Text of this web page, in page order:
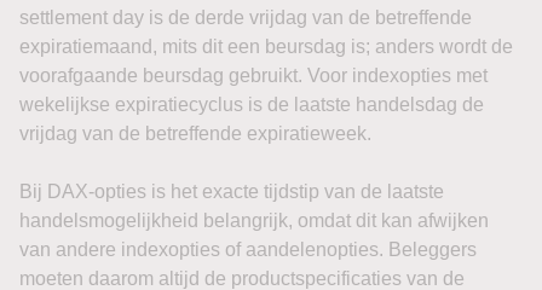
settlement day is de derde vrijdag van de betreffende
expiratiemaand, mits dit een beursdag is; anders wordt de
voorafgaande beursdag gebruikt. Voor indexopties met
wekelijkse expiratiecyclus is de laatste handelsdag de
vrijdag van de betreffende expiratieweek.
Bij DAX-opties is het exacte tijdstip van de laatste
handelsmogelijkheid belangrijk, omdat dit kan afwijken
van andere indexopties of aandelenopties. Beleggers
moeten daarom altijd de productspecificaties van de